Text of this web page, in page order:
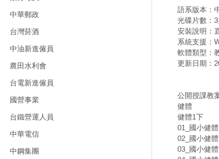
中華郵政
台灣菸酒
中油新進僱員
農田水利會
台電新進僱員
國營事業
台鐵營運人員
中華電信
中鋼集團
語系版本：
光碟片數：
安裝說明：
系統支援：
軟體類型：
更新日期：
公開授課教
健體
健體1下
01_國小健
02_國小健
03_國小健